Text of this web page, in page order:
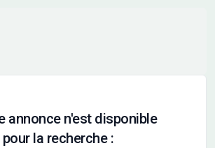
annonce n'est disponible
pour la recherche :